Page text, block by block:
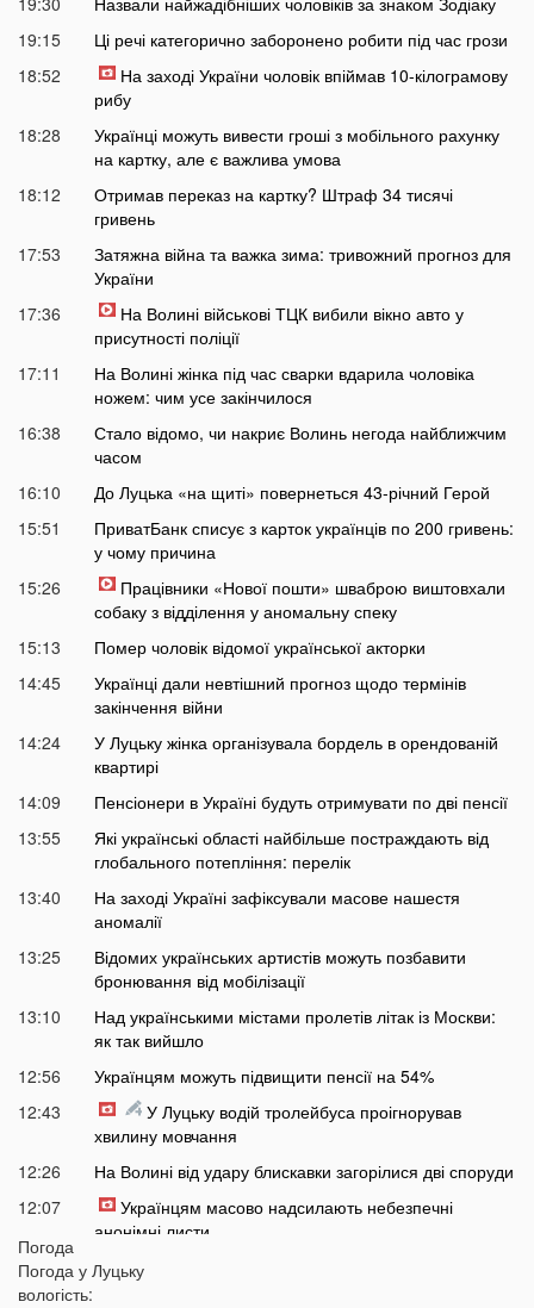
19:15
Ці речі категорично заборонено робити під час грози
18:52
На заході України чоловік впіймав 10-кілограмову
рибу
18:28
Українці можуть вивести гроші з мобільного рахунку
на картку, але є важлива умова
18:12
Отримав переказ на картку? Штраф 34 тисячі
гривень
17:53
Затяжна війна та важка зима: тривожний прогноз для
України
17:36
На Волині військові ТЦК вибили вікно авто у
присутності поліції
17:11
На Волині жінка під час сварки вдарила чоловіка
ножем: чим усе закінчилося
16:38
Стало відомо, чи накриє Волинь негода найближчим
часом
16:10
До Луцька «на щиті» повернеться 43-річний Герой
15:51
ПриватБанк списує з карток українців по 200 гривень:
у чому причина
15:26
Працівники «Нової пошти» шваброю виштовхали
собаку з відділення у аномальну спеку
15:13
Помер чоловік відомої української акторки
14:45
Українці дали невтішний прогноз щодо термінів
закінчення війни
14:24
У Луцьку жінка організувала бордель в орендованій
квартирі
14:09
Пенсіонери в Україні будуть отримувати по дві пенсії
13:55
Які українські області найбільше постраждають від
глобального потепління: перелік
13:40
На заході Україні зафіксували масове нашестя
аномалії
13:25
Відомих українських артистів можуть позбавити
бронювання від мобілізації
13:10
Над українськими містами пролетів літак із Москви:
як так вийшло
12:56
Українцям можуть підвищити пенсії на 54%
12:43
У Луцьку водій тролейбуса проігнорував
хвилину мовчання
12:26
На Волині від удару блискавки загорілися дві споруди
12:07
Українцям масово надсилають небезпечні
анонімні листи
11:45
Україні загрожує дефіцит води: які регіони під
Погода
Погода у Луцьку
вологість: